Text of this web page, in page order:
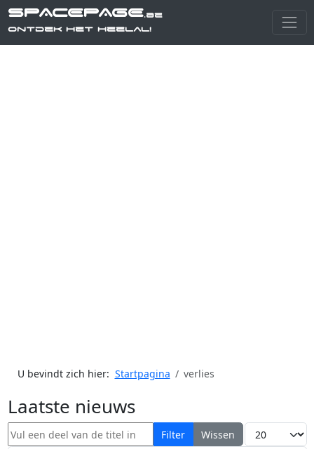
SPACEPAGE.be
Ontdek het heelal!
U bevindt zich hier: Startpagina verlies
Laatste nieuws
Vul een deel van de titel in Filter Wissen Toon #